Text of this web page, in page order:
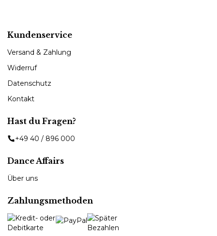
Kundenservice
Versand & Zahlung
Widerruf
Datenschutz
Kontakt
Hast du Fragen?
+49 40 / 896 000
Dance Affairs
Über uns
Zahlungsmethoden